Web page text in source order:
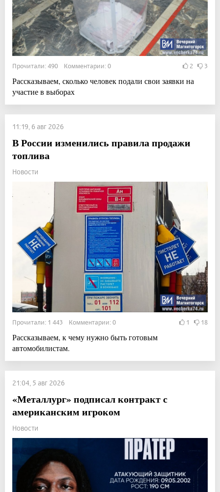
Прочитали: 490 Комментарии: 0 2 3
Рассказываем, сколько человек подали свои заявки на
участие в выборах
11:19, 6 авг 2026
В России изменились правила продажи
топлива
Новости
Прочитали: 1 443 Комментарии: 0 1 18
Рассказываем, к чему нужно быть готовым
автомобилистам.
21:04, 5 авг 2026
«Металлург» подписал контракт с
американским игроком
Новости